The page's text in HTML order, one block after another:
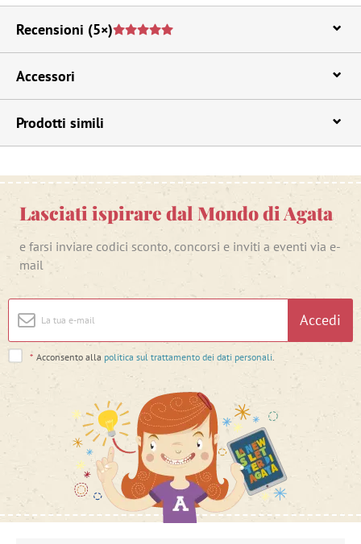
Recensioni (5×)
Accessori
Prodotti simili
Lasciati ispirare dal Mondo di Agata
e farsi inviare codici sconto, concorsi e inviti a eventi via e-
mail
Accedi
* Acconsento alla politica sul trattamento dei dati personali